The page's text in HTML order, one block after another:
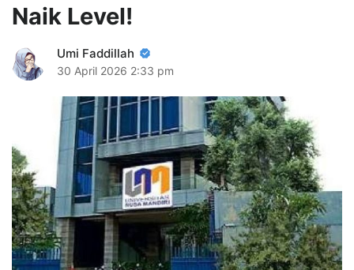
Naik Level!
Umi Faddillah
30 April 2026 2:33 pm